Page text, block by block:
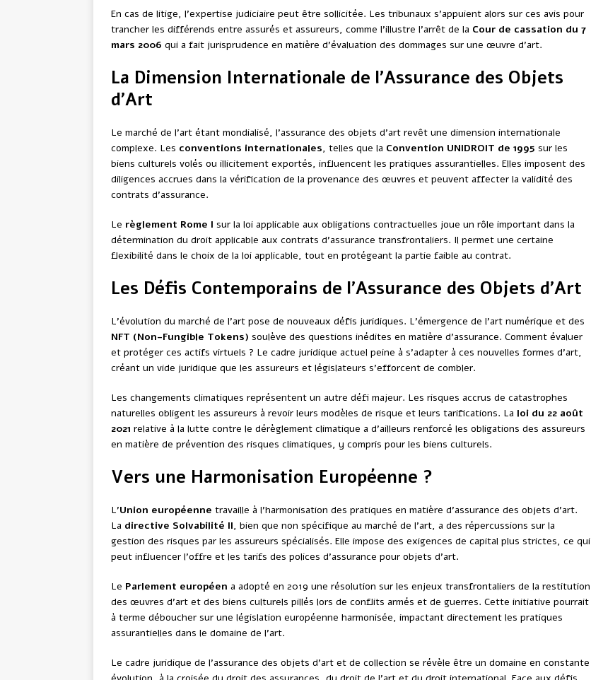
En cas de litige, l’expertise judiciaire peut être sollicitée. Les tribunaux s’appuient alors sur ces avis pour
trancher les différends entre assurés et assureurs, comme l’illustre l’arrêt de la Cour de cassation du 7
mars 2006 qui a fait jurisprudence en matière d’évaluation des dommages sur une œuvre d’art.
La Dimension Internationale de l’Assurance des Objets
d’Art
Le marché de l’art étant mondialisé, l’assurance des objets d’art revêt une dimension internationale
complexe. Les conventions internationales, telles que la Convention UNIDROIT de 1995 sur les
biens culturels volés ou illicitement exportés, influencent les pratiques assurantielles. Elles imposent des
diligences accrues dans la vérification de la provenance des œuvres et peuvent affecter la validité des
contrats d’assurance.
Le règlement Rome I sur la loi applicable aux obligations contractuelles joue un rôle important dans la
détermination du droit applicable aux contrats d’assurance transfrontaliers. Il permet une certaine
flexibilité dans le choix de la loi applicable, tout en protégeant la partie faible au contrat.
Les Défis Contemporains de l’Assurance des Objets d’Art
L’évolution du marché de l’art pose de nouveaux défis juridiques. L’émergence de l’art numérique et des
NFT (Non-Fungible Tokens) soulève des questions inédites en matière d’assurance. Comment évaluer
et protéger ces actifs virtuels ? Le cadre juridique actuel peine à s’adapter à ces nouvelles formes d’art,
créant un vide juridique que les assureurs et législateurs s’efforcent de combler.
Les changements climatiques représentent un autre défi majeur. Les risques accrus de catastrophes
naturelles obligent les assureurs à revoir leurs modèles de risque et leurs tarifications. La loi du 22 août
2021 relative à la lutte contre le dérèglement climatique a d’ailleurs renforcé les obligations des assureurs
en matière de prévention des risques climatiques, y compris pour les biens culturels.
Vers une Harmonisation Européenne ?
L’Union européenne travaille à l’harmonisation des pratiques en matière d’assurance des objets d’art.
La directive Solvabilité II, bien que non spécifique au marché de l’art, a des répercussions sur la
gestion des risques par les assureurs spécialisés. Elle impose des exigences de capital plus strictes, ce qui
peut influencer l’offre et les tarifs des polices d’assurance pour objets d’art.
Le Parlement européen a adopté en 2019 une résolution sur les enjeux transfrontaliers de la restitution
des œuvres d’art et des biens culturels pillés lors de conflits armés et de guerres. Cette initiative pourrait
à terme déboucher sur une législation européenne harmonisée, impactant directement les pratiques
assurantielles dans le domaine de l’art.
Le cadre juridique de l’assurance des objets d’art et de collection se révèle être un domaine en constante